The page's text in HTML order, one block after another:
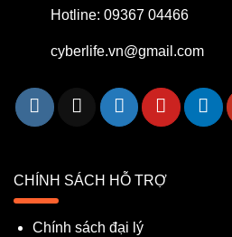
Hotline: 09367 04466
cyberlife.vn@gmail.com
CHÍNH SÁCH HỖ TRỢ
Chính sách đại lý